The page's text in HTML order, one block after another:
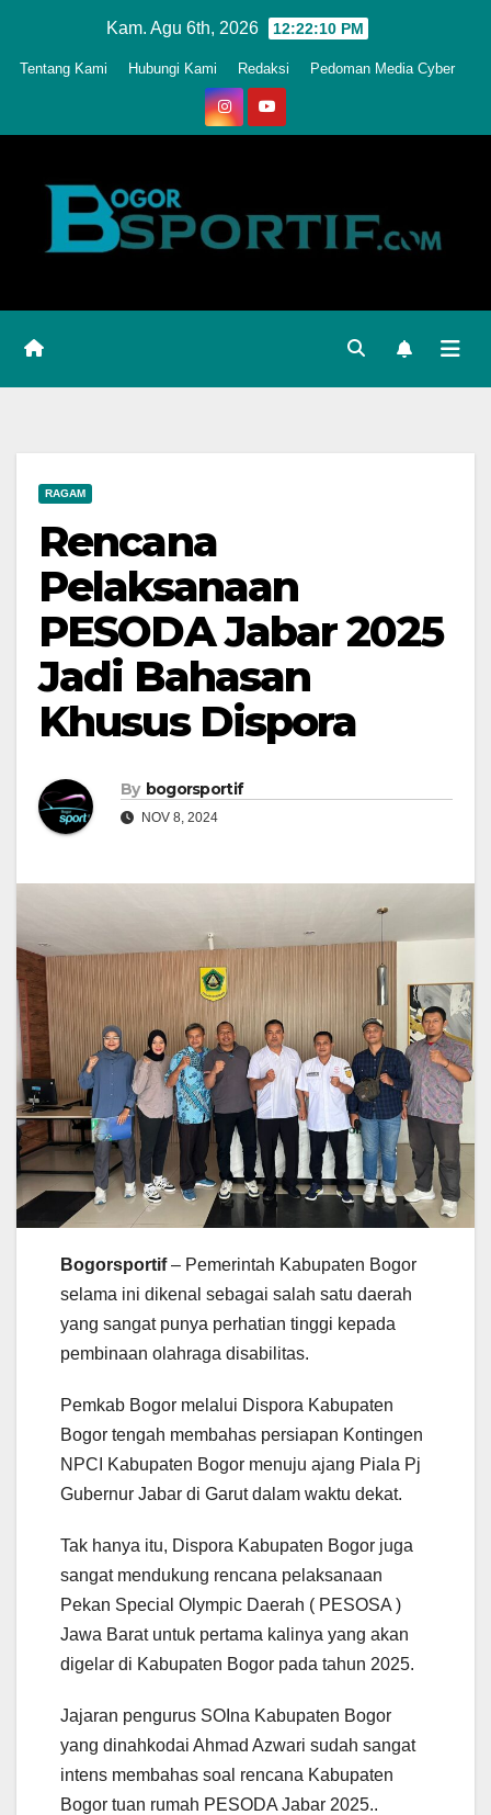
Kam. Agu 6th, 2026 12:22:13 PM
Tentang Kami Hubungi Kami Redaksi Pedoman Media Cyber
RAGAM
Rencana
Pelaksanaan
PESODA Jabar 2025
Jadi Bahasan
Khusus Dispora
By bogorsportif
NOV 8, 2024
Bogorsportif– Pemerintah Kabupaten Bogor
selama ini dikenal sebagai salah satu daerah
yang sangat punya perhatian tinggi kepada
pembinaan olahraga disabilitas.
Pemkab Bogor melalui Dispora Kabupaten
Bogor tengah membahas persiapan Kontingen
NPCI Kabupaten Bogor menuju ajang Piala Pj
Gubernur Jabar di Garut dalam waktu dekat.
Tak hanya itu, Dispora Kabupaten Bogor juga
sangat mendukung rencana pelaksanaan
Pekan Special Olympic Daerah ( PESOSA )
Jawa Barat untuk pertama kalinya yang akan
digelar di Kabupaten Bogor pada tahun 2025.
Jajaran pengurus SOIna Kabupaten Bogor
yang dinahkodai Ahmad Azwari sudah sangat
intens membahas soal rencana Kabupaten
Bogor tuan rumah PESODA Jabar 2025..